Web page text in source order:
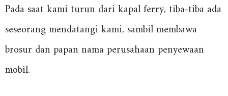
Pada saat kami turun dari kapal ferry, tiba-tiba ada
seseorang mendatangi kami, sambil membawa
brosur dan papan nama perusahaan penyewaan
mobil.